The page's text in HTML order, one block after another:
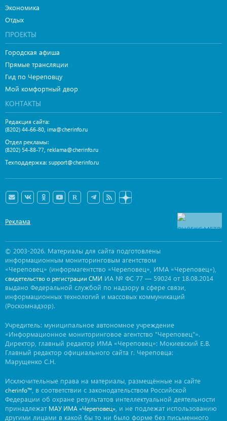
Экономика
Отдых
ПРОЕКТЫ
Городская афиша
Прямые трансляции
Гид по Череповцу
Мой комфортный двор
КОНТАКТЫ
Редакция сайта:
(8202) 44-66-80, ima@cherinfo.ru
Отдел рекламы:
(8202) 54-88-77, reklama@cherinfo.ru
Техподдержка: support@cherinfo.ru
Реклама
© 2003-2026. Материалы для сайта подготовлены
информационным мониторинговым агентством
«Череповец» (информагентство «Череповец», ИМА «Череповец»),
свидетельство о регистрации СМИ ИА № ФС 77 — 59024 от 18.08.2014
выдано Федеральной службой по надзору в сфере связи,
информационных технологий и массовых коммуникаций
(Роскомнадзор).
Учредитель: муниципальное автономное учреждение
«Информационное мониторинговое агентство "Череповец"».
Директор, главный редактор ИМА «Череповец»: Мокиевский Е.В.
Главный редактор официального сайта г. Череповца:
Марущенко С.Н.
Исключительные права на материалы, размещённые на сайте
cherinfo™ , в соответствии с законодательством Российской
Федерации об охране результатов интеллектуальной деятельности
принадлежат МАУ ИМА «Череповец» , и не подлежат использованию
другими лицами в какой бы то ни было форме без письменного